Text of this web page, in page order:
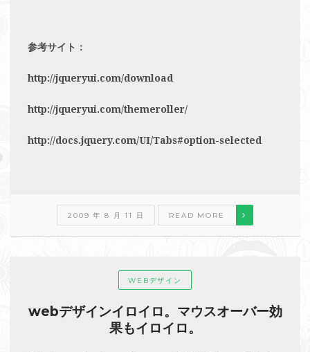
参考サイト：
http://jqueryui.com/download
http://jqueryui.com/themeroller/
http://docs.jquery.com/UI/Tabs#option-selected
2009 年 8 月 11 日 READ MORE
WEBデザイン
webデザインイロイロ。マウスオーバー効
果もイロイロ。